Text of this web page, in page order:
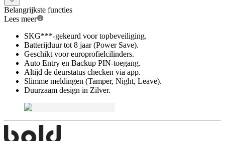
Belangrijkste functies
Lees meer
SKG***-gekeurd voor topbeveiliging.
Batterijduur tot 8 jaar (Power Save).
Geschikt voor europrofielcilinders.
Auto Entry en Backup PIN-toegang.
Altijd de deurstatus checken via app.
Slimme meldingen (Tamper, Night, Leave).
Duurzaam design in Zilver.